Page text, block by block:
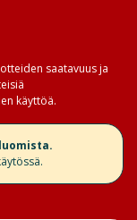
saatavuus ja
käyttöä.